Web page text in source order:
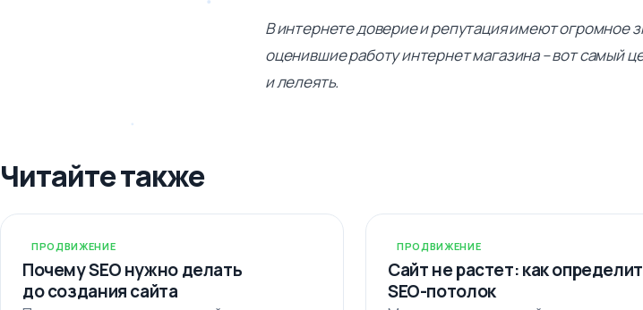
В интернете доверие и репутация имеют огромное
оценившие работу интернет магазина – вот самый
и лелеять.
Читайте также
ПРОДВИЖЕНИЕ
Почему SEO нужно делать
до создания сайта
ПРОДВИЖЕНИЕ
Сайт не растет: как
SEO-потолок